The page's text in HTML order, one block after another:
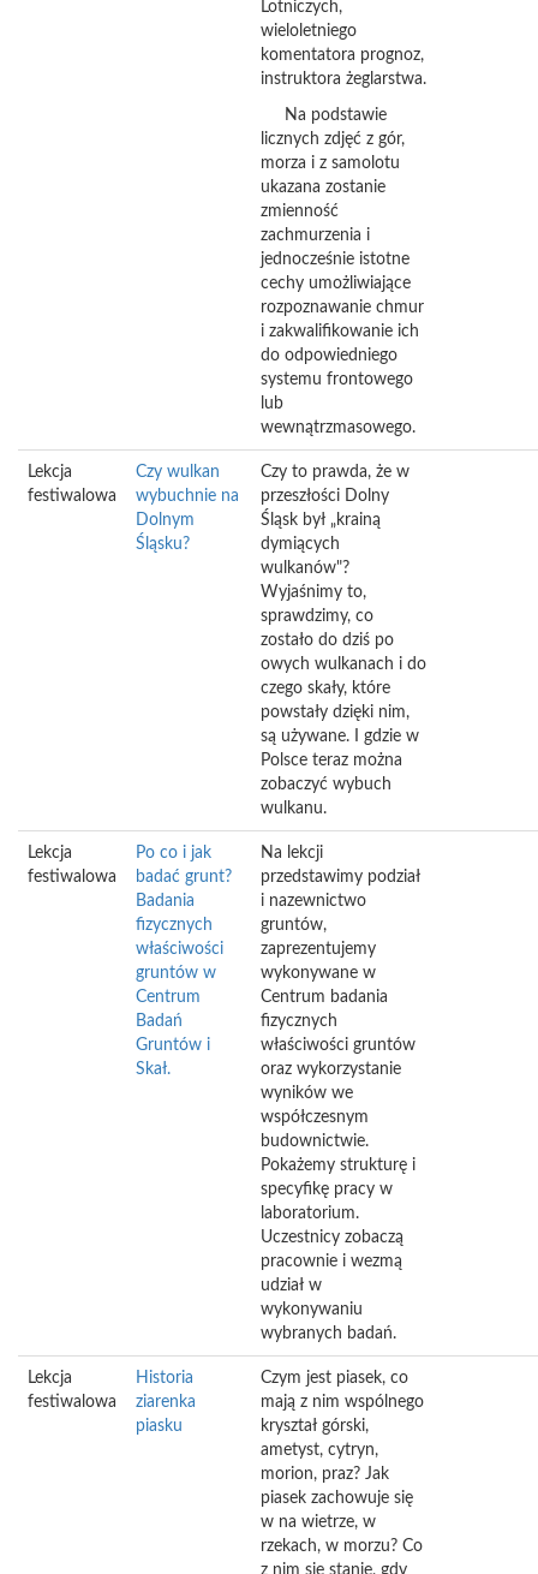
Lotniczych,
wieloletniego
komentatora prognoz,
instruktora żeglarstwa.
Na podstawie
licznych zdjęć z gór,
morza i z samolotu
ukazana zostanie
zmienność
zachmurzenia i
jednocześnie istotne
cechy umożliwiające
rozpoznawanie chmur
i zakwalifikowanie ich
do odpowiedniego
systemu frontowego
lub
wewnątrzmasowego.
Lekcja
festiwalowa
Czy wulkan
wybuchnie na
Dolnym
Śląsku?
Czy to prawda, że w
przeszłości Dolny
Śląsk był „krainą
dymiących
wulkanów"?
Wyjaśnimy to,
sprawdzimy, co
zostało do dziś po
owych wulkanach i do
czego skały, które
powstały dzięki nim,
są używane. I gdzie w
Polsce teraz można
zobaczyć wybuch
wulkanu.
Lekcja
festiwalowa
Po co i jak
badać grunt?
Badania
fizycznych
właściwości
gruntów w
Centrum
Badań
Gruntów i
Skał.
Na lekcji
przedstawimy podział
i nazewnictwo
gruntów,
zaprezentujemy
wykonywane w
Centrum badania
fizycznych
właściwości gruntów
oraz wykorzystanie
wyników we
współczesnym
budownictwie.
Pokażemy strukturę i
specyfikę pracy w
laboratorium.
Uczestnicy zobaczą
pracownie i wezmą
udział w
wykonywaniu
wybranych badań.
Lekcja
festiwalowa
Historia
ziarenka
piasku
Czym jest piasek, co
mają z nim wspólnego
kryształ górski,
ametyst, cytryn,
morion, praz? Jak
piasek zachowuje się
w na wietrze, w
rzekach, w morzu? Co
z nim się stanie, gdy